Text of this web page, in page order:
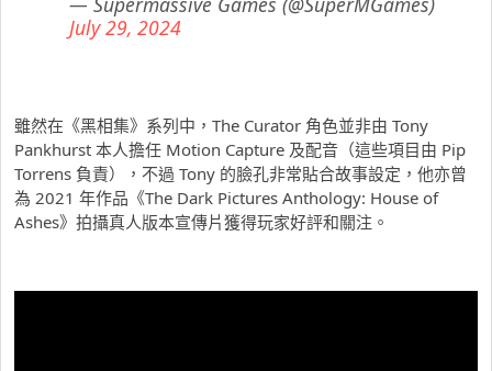
July 29, 2024
雖然在《黑相集》系列中，The Curator 角色並非由 Tony
Pankhurst 本人擔任 Motion Capture 及配音（這些項目由 Pip
Torrens 負責），不過 Tony 的臉孔非常貼合故事設定，他亦曾
為 2021 年作品《The Dark Pictures Anthology: House of
Ashes》拍攝真人版本宣傳片獲得玩家好評和關注。